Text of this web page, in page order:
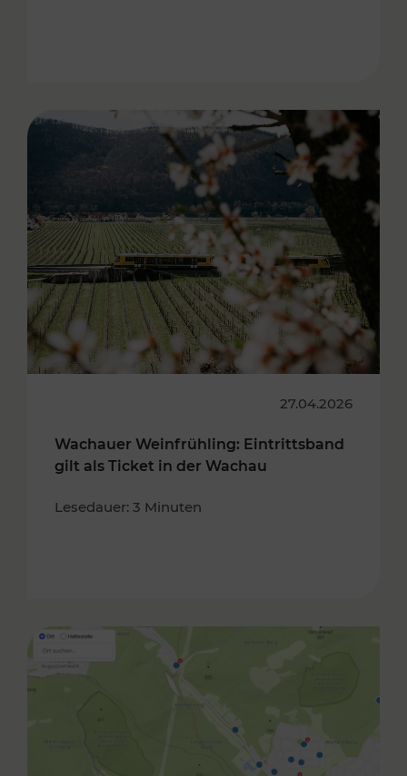
27.04.2026
Wachauer Weinfrühling: Eintrittsband
gilt als Ticket in der Wachau
Lesedauer: 3 Minuten